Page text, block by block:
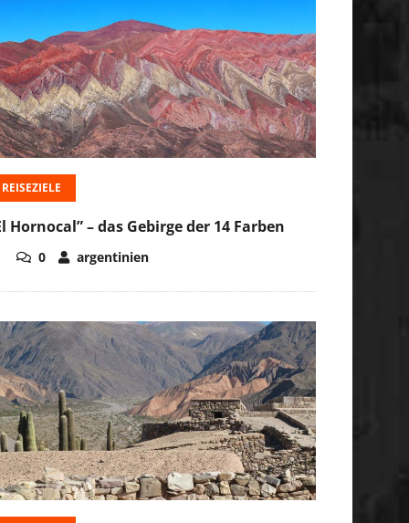
REISEZIELE
Hornocal” – das Gebirge der 14 Farben
0 argentinien